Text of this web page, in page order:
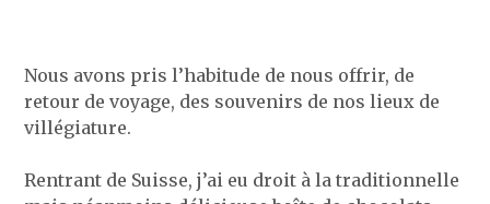
Nous avons pris l’habitude de nous offrir, de
retour de voyage, des souvenirs de nos lieux de
villégiature.
Rentrant de Suisse, j’ai eu droit à la traditionnelle